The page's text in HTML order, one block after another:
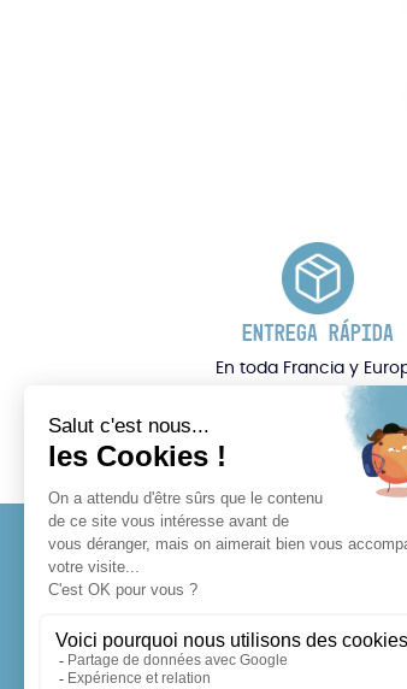
ENTREGA RÁPIDA
En toda Francia y
PÓNGASE EN CONTACTO CON
Teléfono: 07 64 17 10 11
info@rideonexperience.com